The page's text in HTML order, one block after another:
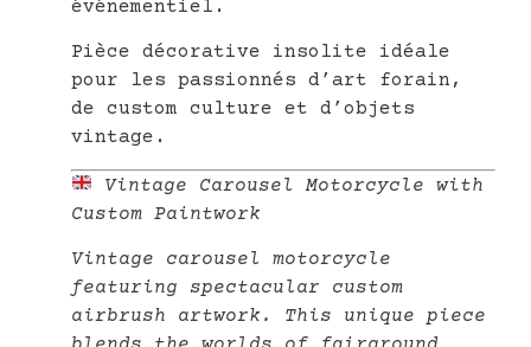
événementiel.
Pièce décorative insolite idéale
pour les passionnés d’art forain,
de custom culture et d’objets
vintage.
Vintage Carousel Motorcycle with
Custom Paintwork
Vintage carousel motorcycle
featuring spectacular custom
airbrush artwork. This unique piece